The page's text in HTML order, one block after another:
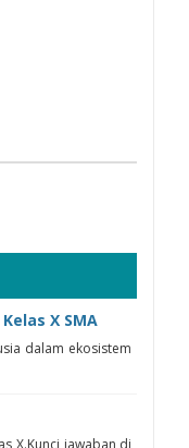
X SMA
dalam ekosistem
X.Kunci jawaban di